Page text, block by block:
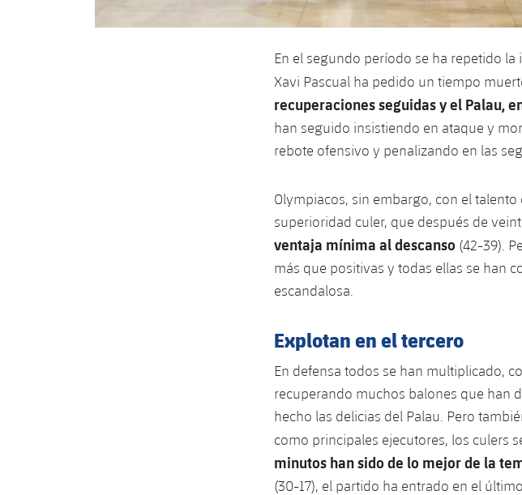
En el segundo período se ha repetido
Xavi Pascual ha pedido un tiempo
recuperaciones seguidas y el Palau,
han seguido insistiendo en ataque y
rebote ofensivo y penalizando en las
Olympiacos, sin embargo, con el
superioridad culer, que después de
ventaja mínima al descanso (42-39).
más que positivas y todas ellas se han
escandalosa.
Explotan en el tercero
En defensa todos se han multiplicado,
recuperando muchos balones que han
hecho las delicias del Palau. Pero
como principales ejecutores, los culers
minutos han sido de lo mejor de la
(30-17), el partido ha entrado en el